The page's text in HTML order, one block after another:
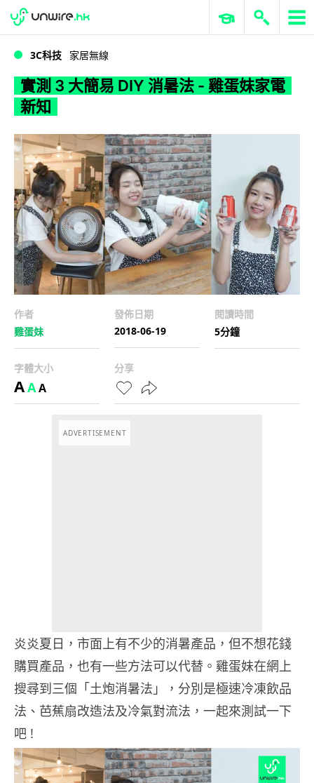
實測 3 大簡易 DIY 消暑法 - 雞蛋妹家電新知
WWDC 2026 ERP 與商業 AI
3C科技 家居無線
實測 3 大簡易 DIY 消暑法 - 雞蛋妹家電
新知
作者
雞蛋妹
發佈日期
2018-06-19
閱讀時間
5分鐘
字體大小
AAA
分享
ADVERTISEMENT
炎炎夏日，市面上有不少的消暑產品，但不想花錢
購買產品，也有一些方法可以代替。雞蛋妹在網上
搜尋到三個「土炮消暑法」，分別是極速冷凍飲品
法、芭蕉扇改造法及冷氣對流法，一起來測試一下
吧 !